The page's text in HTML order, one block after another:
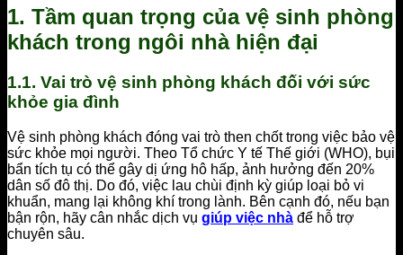
1. Tầm quan trọng của vệ sinh phòng
khách trong ngôi nhà hiện đại
1.1. Vai trò vệ sinh phòng khách đối với sức
khỏe gia đình
Vệ sinh phòng khách đóng vai trò then chốt trong việc bảo vệ
sức khỏe mọi người. Theo Tổ chức Y tế Thế giới (WHO), bụi
bẩn tích tụ có thể gây dị ứng hô hấp, ảnh hưởng đến 20%
dân số đô thị. Do đó, việc lau chùi định kỳ giúp loại bỏ vi
khuẩn, mang lại không khí trong lành. Bên cạnh đó, nếu bạn
bận rộn, hãy cân nhắc dịch vụ giúp việc nhà để hỗ trợ
chuyên sâu.